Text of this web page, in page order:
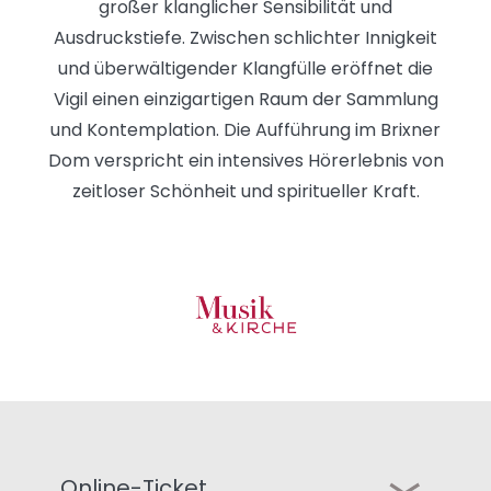
großer klanglicher Sensibilität und
Ausdruckstiefe. Zwischen schlichter Innigkeit
und überwältigender Klangfülle eröffnet die
Vigil einen einzigartigen Raum der Sammlung
und Kontemplation. Die Aufführung im Brixner
Dom verspricht ein intensives Hörerlebnis von
zeitloser Schönheit und spiritueller Kraft.